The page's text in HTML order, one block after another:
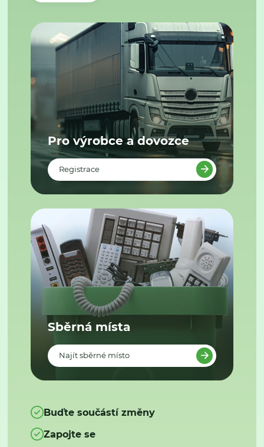
Pro výrobce a dovozce
Registrace
Sběrná místa
Najít sběrné místo
Buďte součástí změny
Zapojte se